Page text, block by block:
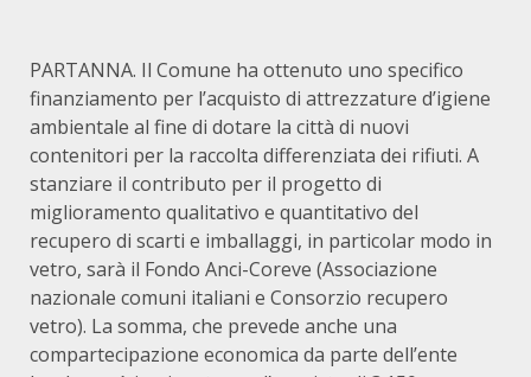
PARTANNA. Il Comune ha ottenuto uno specifico
finanziamento per l’acquisto di attrezzature d’igiene
ambientale al fine di dotare la città di nuovi
contenitori per la raccolta differenziata dei rifiuti. A
stanziare il contributo per il progetto di
miglioramento qualitativo e quantitativo del
recupero di scarti e imballaggi, in particolar modo in
vetro, sarà il Fondo Anci-Coreve (Associazione
nazionale comuni italiani e Consorzio recupero
vetro). La somma, che prevede anche una
compartecipazione economica da parte dell’ente